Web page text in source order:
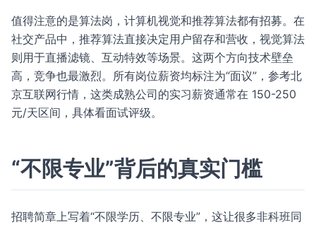
值得注意的是算法岗，计算机视觉和推荐算法都有招募。在
社交产品中，推荐算法直接决定用户留存和营收，视觉算法
则用于直播滤镜、互动特效等场景。这两个方向技术壁垒
高，竞争也最激烈。所有岗位薪资均标注为“面议”，参考北
京互联网行情，这类成熟公司的实习薪资通常在 150-250
元/天区间，具体看面试评级。
“不限专业”背后的真实门槛
招聘简章上写着“不限学历、不限专业”，这让很多非科班同